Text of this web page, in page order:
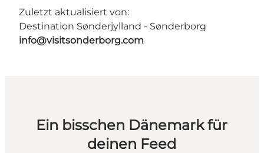
Zuletzt aktualisiert von:
Destination Sønderjylland - Sønderborg
info@visitsonderborg.com
Ein bisschen Dänemark für
deinen Feed